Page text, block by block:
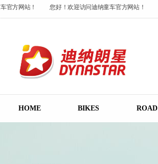
方网站！ 您好！欢迎访问迪纳童车官方网站！
HOME BIKES ROAD